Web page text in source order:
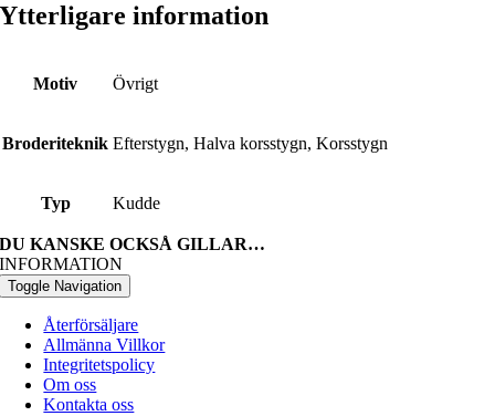
Ytterligare information
Motiv Övrigt
Broderiteknik Efterstygn, Halva korsstygn, Korsstygn
Typ Kudde
DU KANSKE OCKSÅ GILLAR…
INFORMATION
Toggle Navigation
Återförsäljare
Allmänna Villkor
Integritetspolicy
Om oss
Kontakta oss